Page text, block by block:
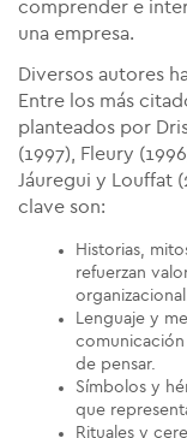
comprender e
una empresa.
Diversos autores
Entre los más
planteados por
(1997), Fleury
Jáuregui y Louffat
clave son:
Historias,
refuerzan
Lenguaje y
de pensar.
Símbolos y
que
Rituales y